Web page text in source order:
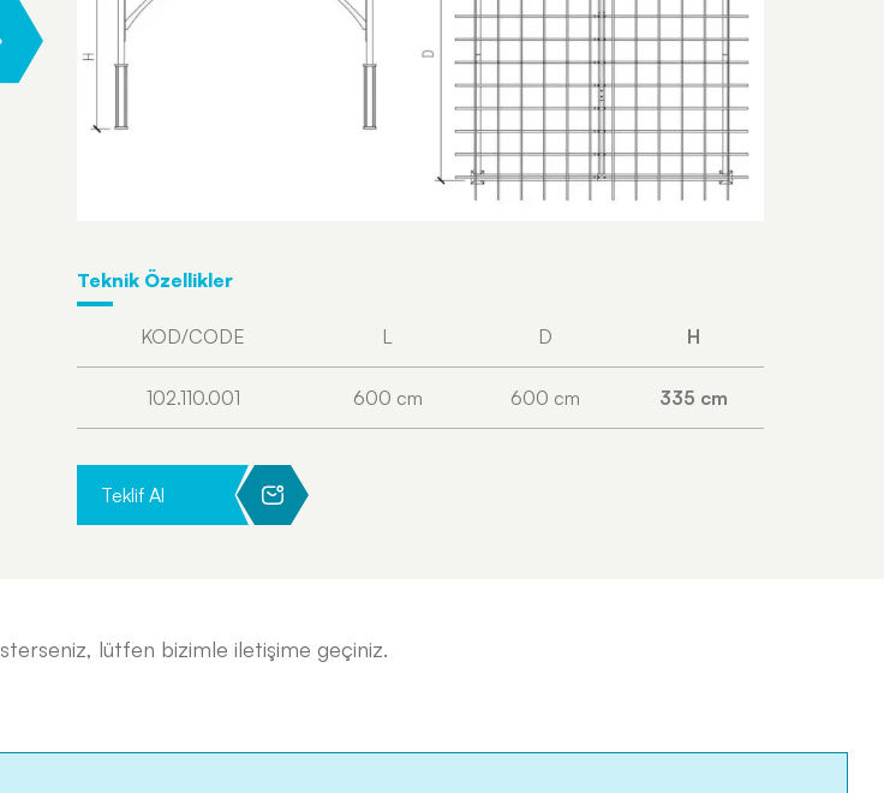
Teknik Özellikler
KOD/CODE L D H
102.110.001 600 cm 600 cm 335 cm
Teklif Al
lütfen bizimle iletişime geçiniz.